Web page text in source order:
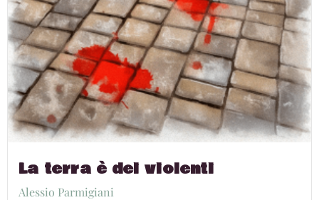
La terra è dei violenti
Alessio Parmigiani